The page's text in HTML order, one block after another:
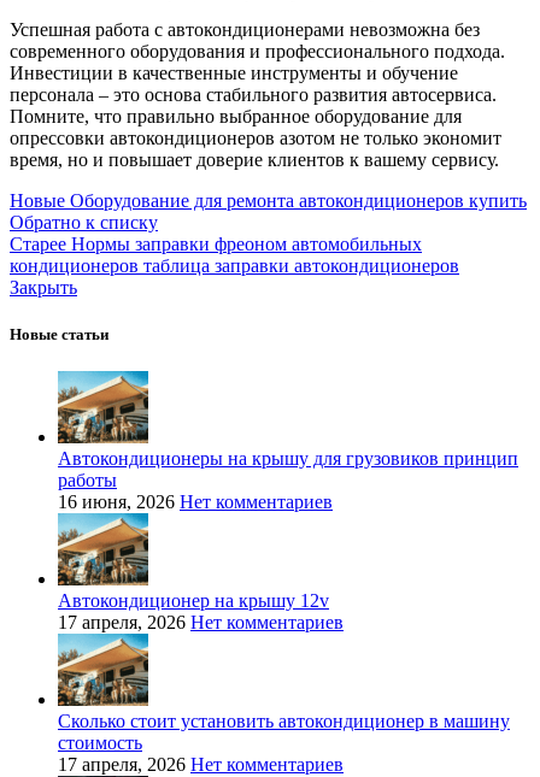
Успешная работа с автокондиционерами невозможна без
современного оборудования и профессионального подхода.
Инвестиции в качественные инструменты и обучение
персонала – это основа стабильного развития автосервиса.
Помните, что правильно выбранное оборудование для
опрессовки автокондиционеров азотом не только экономит
время, но и повышает доверие клиентов к вашему сервису.
Новые Оборудование для ремонта автокондиционеров купить
Обратно к списку
Старее Нормы заправки фреоном автомобильных
кондиционеров таблица заправки автокондиционеров
Закрыть
Новые статьи
Автокондиционеры на крышу для грузовиков принцип
работы
16 июня, 2026 Нет комментариев
Автокондиционер на крышу 12v
17 апреля, 2026 Нет комментариев
Сколько стоит установить автокондиционер в машину
стоимость
17 апреля, 2026 Нет комментариев